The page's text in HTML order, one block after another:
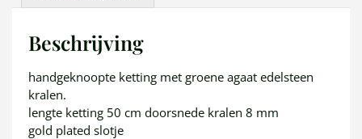
Beschrijving
handgeknoopte ketting met groene agaat edelsteen
kralen.
lengte ketting 50 cm doorsnede kralen 8 mm
gold plated slotje